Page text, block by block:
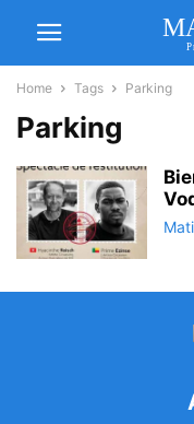
Home Tags Parking
Parking